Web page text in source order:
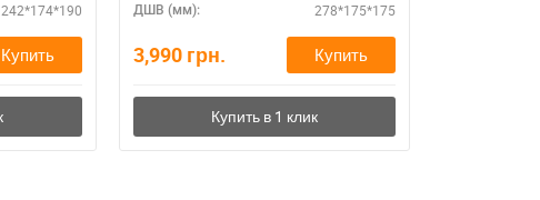
242*174*190
Купить
ДШВ (мм): 278*175*175
3,990 грн. Купить